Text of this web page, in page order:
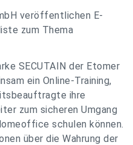
veröffentlichen E-
zum Thema
SECUTAIN der Etomer
ein Online-Training,
ihre
zum sicheren Umgang
schulen können.
über die Wahrung der